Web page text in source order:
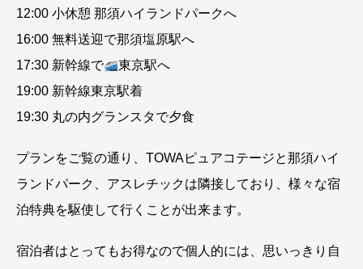
12:00 小休憩 那須ハイランドパークへ
16:00 無料送迎で那須塩原駅へ
17:30 新幹線で
東京駅へ
19:00 新幹線東京駅着
19:30 丸の内グランスタで夕食
プランをご覧の通り、TOWAピュアコテージと那須ハイ
ランドパーク、アスレチックは隣接しており、様々な宿
泊特典を駆使して行くことが出来ます。
宿泊者はとってもお得なので個人的には、思いっきり自